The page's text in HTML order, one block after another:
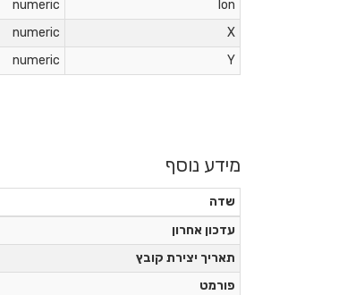
lon
numeric
X
numeric
Y
numeric
מידע נוסף
שדה
עדכון אחרון
תאריך יצירת קובץ
פורמט